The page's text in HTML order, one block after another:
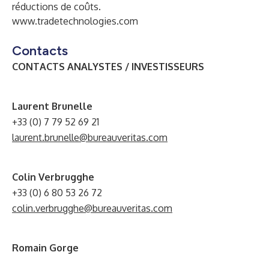
réductions de coûts.
www.tradetechnologies.com
Contacts
CONTACTS ANALYSTES / INVESTISSEURS
Laurent Brunelle
+33 (0) 7 79 52 69 21
laurent.brunelle@bureauveritas.com
Colin Verbrugghe
+33 (0) 6 80 53 26 72
colin.verbrugghe@bureauveritas.com
Romain Gorge